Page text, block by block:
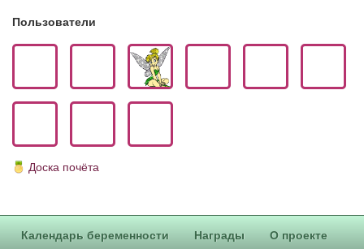
Пользователи
Доска почёта
Календарь беременности Награды О проекте